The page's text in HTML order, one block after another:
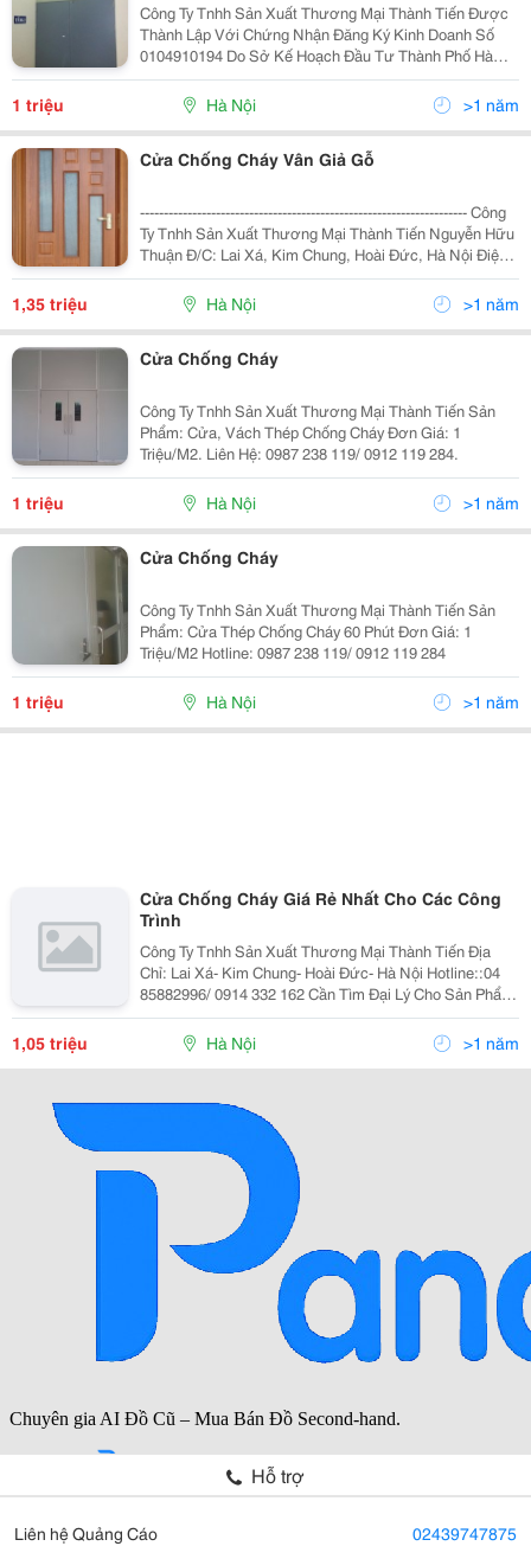
Công Ty Tnhh Sản Xuất Thương Mại Thành Tiến Được
Thành Lập Với Chứng Nhận Đăng Ký Kinh Doanh Số
0104910194 Do Sở Kế Hoạch Đầu Tư Thành Phố Hà
Nội Cấp Ngày 29 Tháng 09 Năm 2010. Công Ty Chúng
Tôi Chuyên Cung Cấp, Lắp Đặt Và Bảo Trì Các Hạng
1 triệu Hà Nội >1 năm
Cửa Chống Cháy Vân Giả Gỗ
--------------------------------------------------------------------- Công
Ty Tnhh Sản Xuất Thương Mại Thành Tiến Nguyễn Hữu
Thuận Đ/C: Lai Xá, Kim Chung, Hoài Đức, Hà Nội Điện
Thoại: 04. 858 829 96/ Fax: 04. 33 661 369 Website:
Thanht
1,35 triệu Hà Nội >1 năm
Cửa Chống Cháy
Công Ty Tnhh Sản Xuất Thương Mại Thành Tiến Sản
Phẩm: Cửa, Vách Thép Chống Cháy Đơn Giá: 1
Triệu/M2. Liên Hệ: 0987 238 119/ 0912 119 284.
1 triệu Hà Nội >1 năm
Cửa Chống Cháy
Công Ty Tnhh Sản Xuất Thương Mại Thành Tiến Sản
Phẩm: Cửa Thép Chống Cháy 60 Phút Đơn Giá: 1
Triệu/M2 Hotline: 0987 238 119/ 0912 119 284
1 triệu Hà Nội >1 năm
Cửa Chống Cháy Giá Rẻ Nhất Cho Các Công
Trình
Công Ty Tnhh Sản Xuất Thương Mại Thành Tiến Địa
Chỉ: Lai Xá- Kim Chung- Hoài Đức- Hà Nội Hotline::04
85882996/ 0914 332 162 Cần Tìm Đại Lý Cho Sản Phẩm
Cửa Chống Cháy, Cửa Thép Công Nghiệp, Phòng Kho
Chống Cháy Với Giá Cả Hấp Dẫn, Chất Lượng
1,05 triệu Hà Nội >1 năm
Hỗ trợ
Liên hệ Quảng Cáo 02439747875